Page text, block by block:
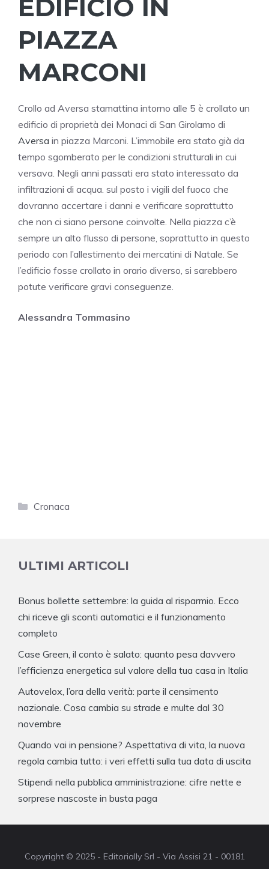
EDIFICIO IN
PIAZZA
MARCONI
Crollo ad Aversa stamattina intorno alle 5 è crollato un
edificio di proprietà dei Monaci di San Girolamo di
Aversa in piazza Marconi. L’immobile era stato già da
tempo sgomberato per le condizioni strutturali in cui
versava. Negli anni passati era stato interessato da
infiltrazioni di acqua. sul posto i vigili del fuoco che
dovranno accertare i danni e verificare soprattutto
che non ci siano persone coinvolte. Nella piazza c’è
sempre un alto flusso di persone, soprattutto in questo
periodo con l’allestimento dei mercatini di Natale. Se
l’edificio fosse crollato in orario diverso, si sarebbero
potute verificare gravi conseguenze.
Alessandra Tommasino
Categorie
Cronaca
ULTIMI ARTICOLI
Bonus bollette settembre: la guida al risparmio. Ecco
chi riceve gli sconti automatici e il funzionamento
completo
Case Green, il conto è salato: quanto pesa davvero
l’efficienza energetica sul valore della tua casa in Italia
Autovelox, l’ora della verità: parte il censimento
nazionale. Cosa cambia su strade e multe dal 30
novembre
Quando vai in pensione? Aspettativa di vita, la nuova
regola cambia tutto: i veri effetti sulla tua data di uscita
Stipendi nella pubblica amministrazione: cifre nette e
sorprese nascoste in busta paga
Copyright © 2025 - Editorially Srl - Via Assisi 21 - 00181